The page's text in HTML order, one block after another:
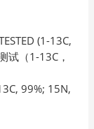
(1-13C,
（1-13C，
99%; 15N,